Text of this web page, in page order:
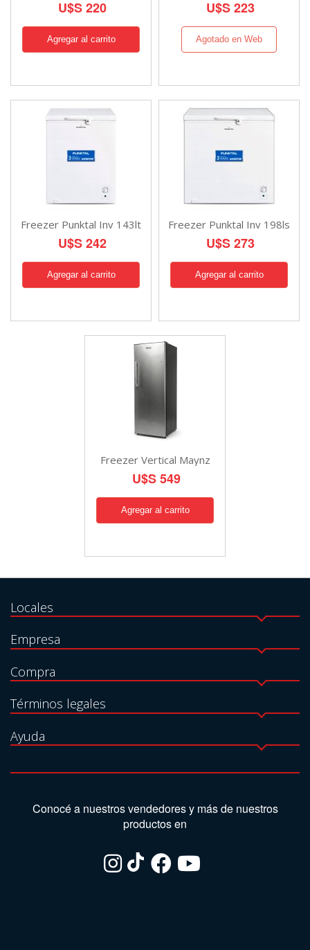
U$S 220 U$S 223
Agotado en Web
Freezer Punktal Inv 143lt
U$S 242
Freezer Punktal Inv 198ls
U$S 273
Freezer Vertical Maynz
U$S 549
Locales
Empresa
Compra
Términos legales
Ayuda
Conocé a nuestros vendedores y más de nuestros
productos en